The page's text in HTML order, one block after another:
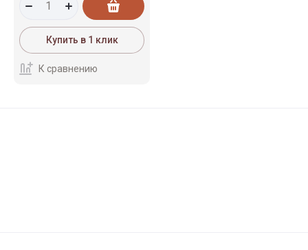
Купить в 1 клик
К сравнению